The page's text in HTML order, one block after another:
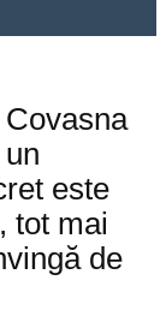
este
tot mai
de